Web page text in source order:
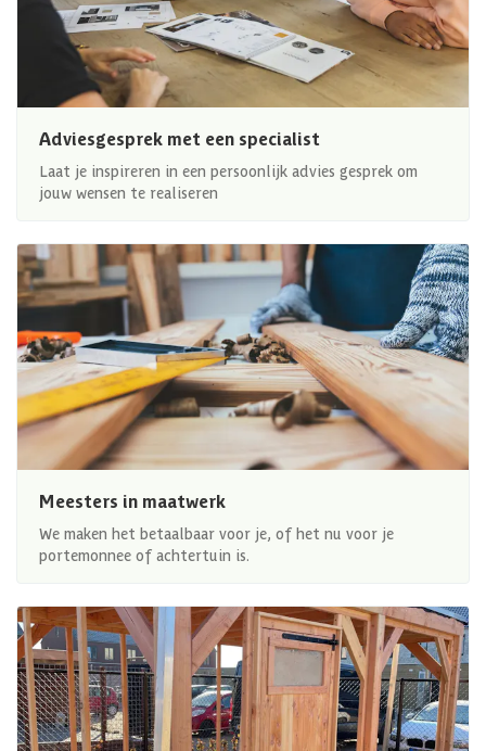
Adviesgesprek met een specialist
Laat je inspireren in een persoonlijk advies gesprek om
jouw wensen te realiseren
Meesters in maatwerk
We maken het betaalbaar voor je, of het nu voor je
portemonnee of achtertuin is.